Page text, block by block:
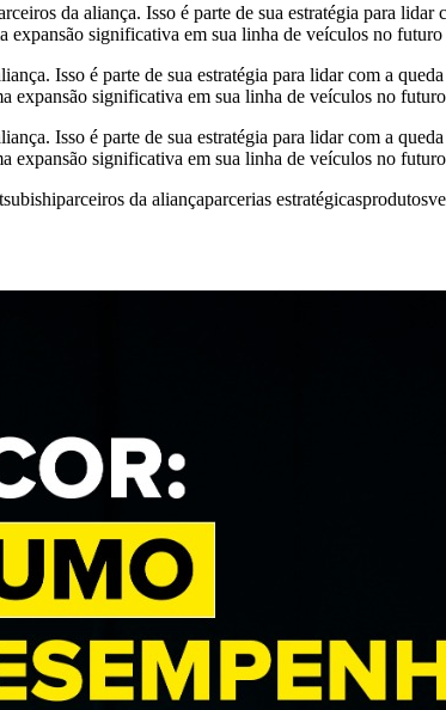
da aliança. Isso é parte de sua estratégia para lidar
expansão significativa em sua linha de veículos no
Isso é parte de sua estratégia para lidar com a
expansão significativa em sua linha de veículos no
Isso é parte de sua estratégia para lidar com a
expansão significativa em sua linha de veículos no
parceiros da aliançaparcerias estratégicasprodutos